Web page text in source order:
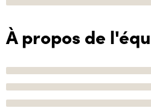
À propos de